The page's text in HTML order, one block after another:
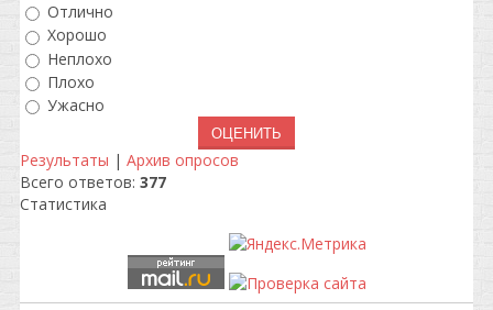
Отлично
Хорошо
Неплохо
Плохо
Ужасно
Результаты | Архив опросов
Всего ответов: 377
Статистика